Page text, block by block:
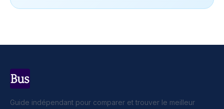
Guide indépendant pour comparer et trouver le meilleur